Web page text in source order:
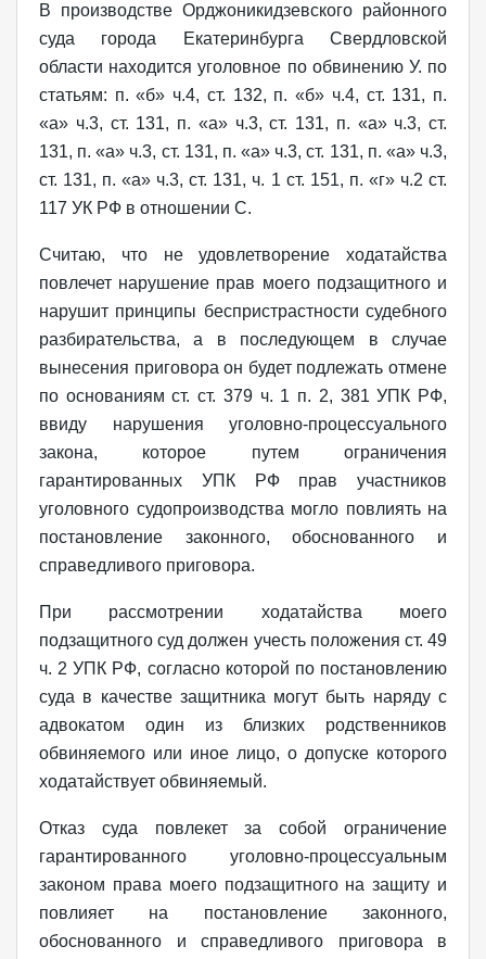
В производстве Орджоникидзевского районного
суда города Екатеринбурга Свердловской
области находится уголовное по обвинению У. по
статьям: п. «б» ч.4, ст. 132, п. «б» ч.4, ст. 131, п.
«а» ч.3, ст. 131, п. «а» ч.3, ст. 131, п. «а» ч.3, ст.
131, п. «а» ч.3, ст. 131, п. «а» ч.3, ст. 131, п. «а» ч.3,
ст. 131, п. «а» ч.3, ст. 131, ч. 1 ст. 151, п. «г» ч.2 ст.
117 УК РФ в отношении С.
Считаю, что не удовлетворение ходатайства
повлечет нарушение прав моего подзащитного и
нарушит принципы беспристрастности судебного
разбирательства, а в последующем в случае
вынесения приговора он будет подлежать отмене
по основаниям ст. ст. 379 ч. 1 п. 2, 381 УПК РФ,
ввиду нарушения уголовно-процессуального
закона, которое путем ограничения
гарантированных УПК РФ прав участников
уголовного судопроизводства могло повлиять на
постановление законного, обоснованного и
справедливого приговора.
При рассмотрении ходатайства моего
подзащитного суд должен учесть положения ст. 49
ч. 2 УПК РФ, согласно которой по постановлению
суда в качестве защитника могут быть наряду с
адвокатом один из близких родственников
обвиняемого или иное лицо, о допуске которого
ходатайствует обвиняемый.
Отказ суда повлекет за собой ограничение
гарантированного уголовно-процессуальным
законом права моего подзащитного на защиту и
повлияет на постановление законного,
обоснованного и справедливого приговора в